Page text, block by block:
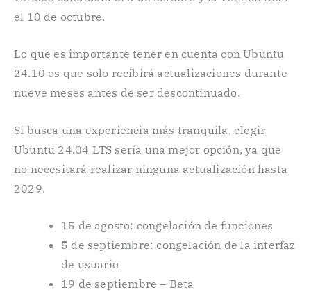
el 10 de octubre.
Lo que es importante tener en cuenta con Ubuntu
24.10 es que solo recibirá actualizaciones durante
nueve meses antes de ser descontinuado.
Si busca una experiencia más tranquila, elegir
Ubuntu 24.04 LTS sería una mejor opción, ya que
no necesitará realizar ninguna actualización hasta
2029.
15 de agosto: congelación de funciones
5 de septiembre: congelación de la interfaz
de usuario
19 de septiembre – Beta